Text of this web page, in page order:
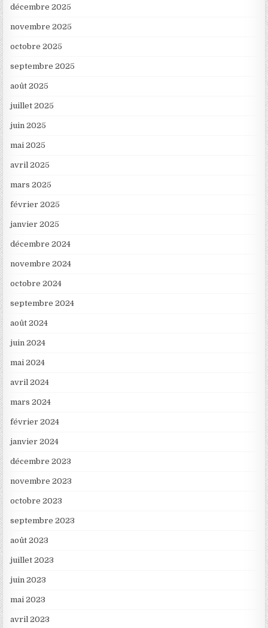
décembre 2025
novembre 2025
octobre 2025
septembre 2025
août 2025
juillet 2025
juin 2025
mai 2025
avril 2025
mars 2025
février 2025
janvier 2025
décembre 2024
novembre 2024
octobre 2024
septembre 2024
août 2024
juin 2024
mai 2024
avril 2024
mars 2024
février 2024
janvier 2024
décembre 2023
novembre 2023
octobre 2023
septembre 2023
août 2023
juillet 2023
juin 2023
mai 2023
avril 2023